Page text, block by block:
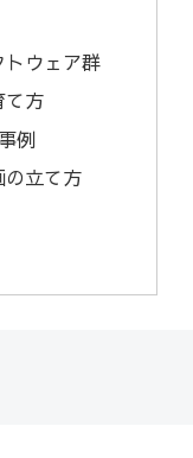
ウェア群
て方
例
の立て方